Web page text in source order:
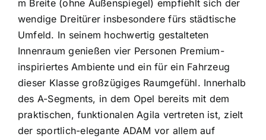
m Breite (ohne Außenspiegel) empfiehlt sich der
wendige Dreitürer insbesondere fürs städtische
Umfeld. In seinem hochwertig gestalteten
Innenraum genießen vier Personen Premium-
inspiriertes Ambiente und ein für ein Fahrzeug
dieser Klasse großzügiges Raumgefühl. Innerhalb
des A-Segments, in dem Opel bereits mit dem
praktischen, funktionalen Agila vertreten ist, zielt
der sportlich-elegante ADAM vor allem auf